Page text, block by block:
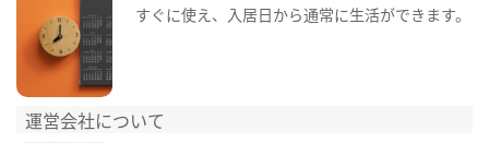
すぐに使え、入居日から通常に生活ができます。
運営会社について